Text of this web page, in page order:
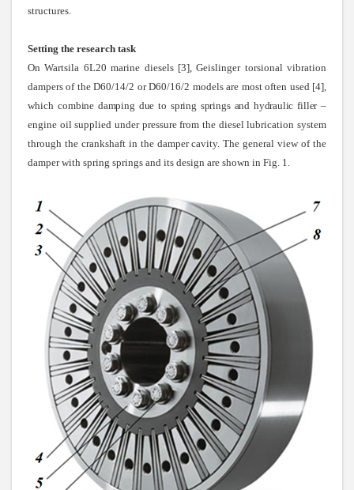
structures.
Setting the research task
On Wartsila 6L20 marine diesels [3], Geislinger torsional vibration
dampers of the D60/14/2 or D60/16/2 models are most often used [4],
whichcombine damping due to spring springs and hydraulic filler –
engine oil supplied under pressure from the diesel lubrication system
through the crankshaft in the damper cavity. The general view of the
damper with spring springs and its design are shown in Fig. 1.